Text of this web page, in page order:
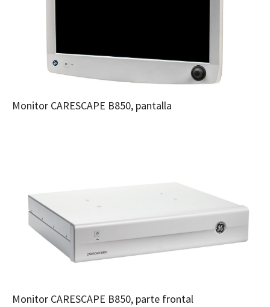
Monitor CARESCAPE B850, pantalla
Monitor CARESCAPE B850, parte frontal